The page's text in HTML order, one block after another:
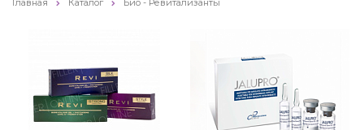
Главная Каталог Био - Ревитализанты